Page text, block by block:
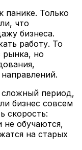
панике. Только
что
бизнеса.
работу. То
рынка, но
период,
бизнес совсем
скорость:
не обучаются,
на старых